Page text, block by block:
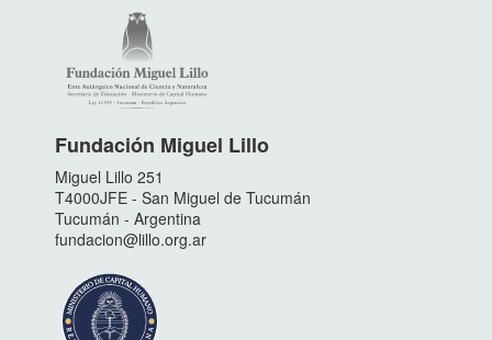
Fundación Miguel Lillo
Miguel Lillo 251
T4000JFE - San Miguel de Tucumán
Tucumán - Argentina
fundacion@lillo.org.ar